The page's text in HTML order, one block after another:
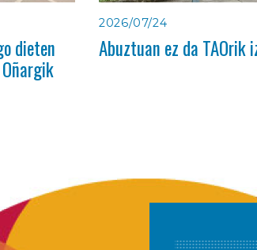
dieten
2026/07/24
Abuztuan ez da TAOrik